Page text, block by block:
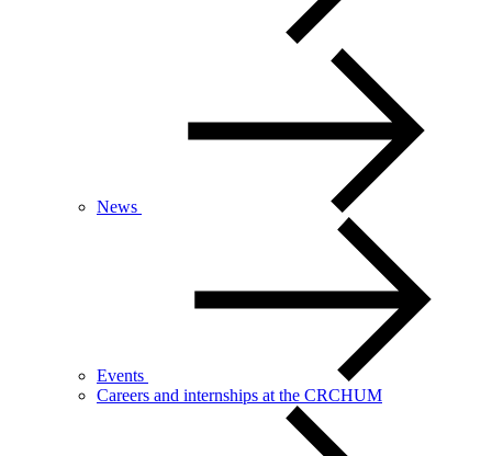
News
Events
Careers and internships at the CRCHUM